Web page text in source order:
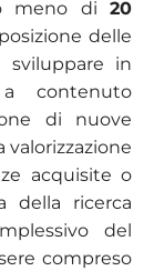
meno di 20
delle
sviluppare in
contenuto
di nuove
valorizzazione
acquisite o
della ricerca
del
compreso